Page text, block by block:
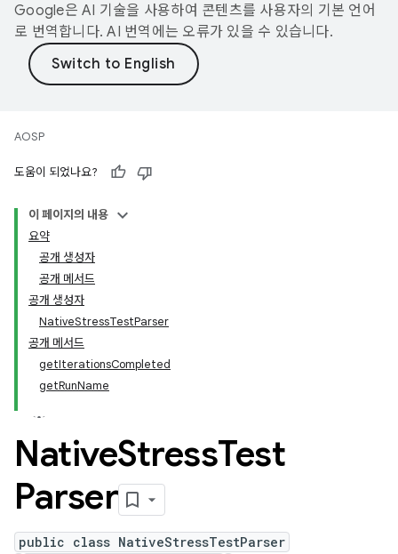
Google은 AI 기술을 사용하여 콘텐츠를 사용자의 기본 언어
로 번역합니다. AI 번역에는 오류가 있을 수 있습니다.
AOSP
도움이 되었나요?
이 페이지의 내용
요약
공개 생성자
공개 메서드
공개 생성자
NativeStressTestParser
공개 메서드
getIterationsCompleted
getRunName
NativeStressTest
Parser
public class NativeStressTestParser